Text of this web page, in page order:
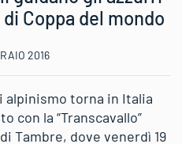
Coppa del mondo
2016
alpinismo torna in Italia
con la “Transcavallo”
Tambre, dove venerdì 19